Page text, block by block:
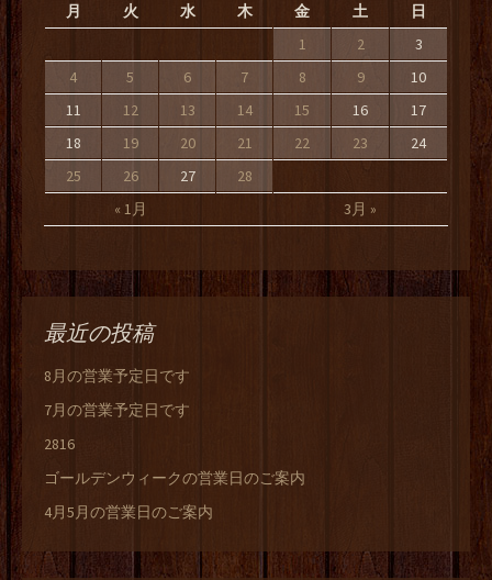
月
火 水 木 金 土 日
« 1月 3月 »
1 2
3
4
5 6 7 8 9
10
11
12 13 14 15 16
17
18
19 20 21 22 23
24
25
26 27 28
最近の投稿
8月の営業予定日です
7月の営業予定日です
2816
ゴールデンウィークの営業日のご案内
4月5月の営業日のご案内